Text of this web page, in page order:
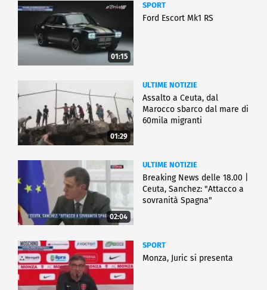
01:15
SPORT
Ford Escort Mk1 RS
01:29
ULTIME NOTIZIE
Assalto a Ceuta, dal
Marocco sbarco dal mare di
60mila migranti
02:04
ULTIME NOTIZIE
Breaking News delle 18.00 |
Ceuta, Sanchez: "Attacco a
sovranità Spagna"
SPORT
Monza, Juric si presenta